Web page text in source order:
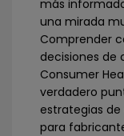
más
una mirada
Comprender
decisiones de
Consumer
verdadero
estrategias
para